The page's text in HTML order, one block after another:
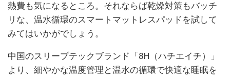
熱費も気になるところ。それならば乾燥対策もバッチ
リな、温水循環のスマートマットレスパッドを試して
みてはいかがでしょう。
中国のスリープテックブランド「8H（ハチエイチ）」
より、細やかな温度管理と温水の循環で快適な睡眠を